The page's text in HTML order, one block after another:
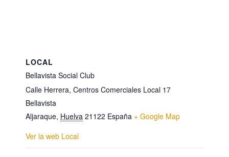
LOCAL
Bellavista Social Club
Calle Herrera, Centros Comerciales Local 17
Bellavista
Aljaraque, Huelva 21122 España + Google Map
Ver la web Local